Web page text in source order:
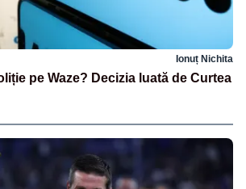
Ionuț Nichita
pe Waze? Decizia luată de Curtea